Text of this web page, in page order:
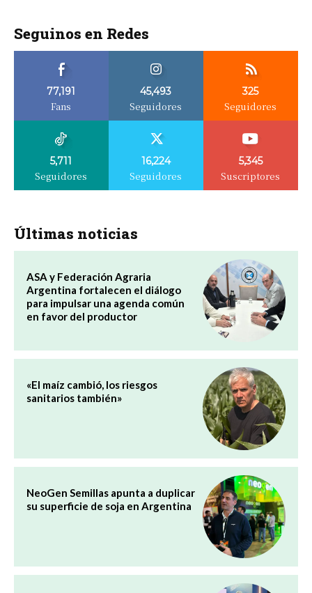
Seguinos en Redes
77,191
Fans
45,493
Seguidores
325
Seguidores
5,711
Seguidores
16,224
Seguidores
5,345
Suscriptores
Últimas noticias
ASA y Federación Agraria
Argentina fortalecen el diálogo
para impulsar una agenda común
en favor del productor
«El maíz cambió, los riesgos
sanitarios también»
NeoGen Semillas apunta a duplicar
su superficie de soja en Argentina